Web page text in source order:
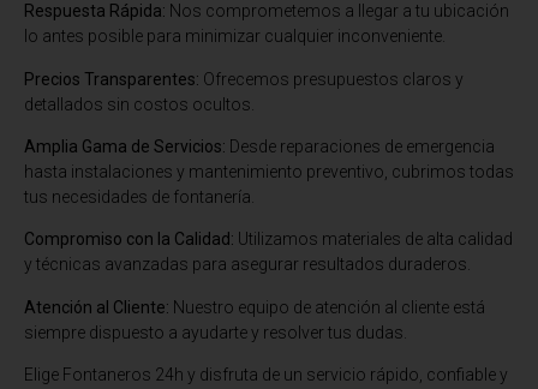
Respuesta Rápida: Nos comprometemos a llegar a tu ubicación
lo antes posible para minimizar cualquier inconveniente.
Precios Transparentes: Ofrecemos presupuestos claros y
detallados sin costos ocultos.
Amplia Gama de Servicios: Desde reparaciones de emergencia
hasta instalaciones y mantenimiento preventivo, cubrimos todas
tus necesidades de fontanería.
Compromiso con la Calidad: Utilizamos materiales de alta calidad
y técnicas avanzadas para asegurar resultados duraderos.
Atención al Cliente: Nuestro equipo de atención al cliente está
siempre dispuesto a ayudarte y resolver tus dudas.
Elige Fontaneros 24h y disfruta de un servicio rápido, confiable y